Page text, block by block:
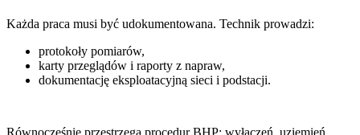
Każda praca musi być udokumentowana. Technik prowadzi:
protokoły pomiarów,
karty przeglądów i raporty z napraw,
dokumentację eksploatacyjną sieci i podstacji.
Równocześnie przestrzega procedur BHP: wyłączeń, uziemień,